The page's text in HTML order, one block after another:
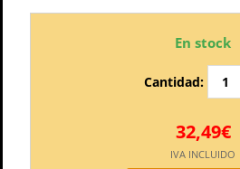
En stock
Cantidad:
32,49€
IVA INCLUIDO